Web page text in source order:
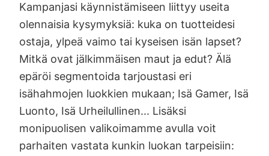
Kampanjasi käynnistämiseen liittyy useita
olennaisia kysymyksiä: kuka on tuotteidesi
ostaja, ylpeä vaimo tai kyseisen isän lapset?
Mitkä ovat jälkimmäisen maut ja edut? Älä
epäröi segmentoida tarjoustasi eri
isähahmojen luokkien mukaan; Isä Gamer, Isä
Luonto, Isä Urheilullinen... Lisäksi
monipuolisen valikoimamme avulla voit
parhaiten vastata kunkin luokan tarpeisiin: